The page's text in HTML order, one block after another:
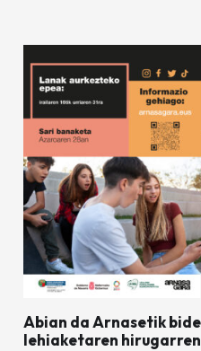
Abian da Arnasetik
lehiaketaren